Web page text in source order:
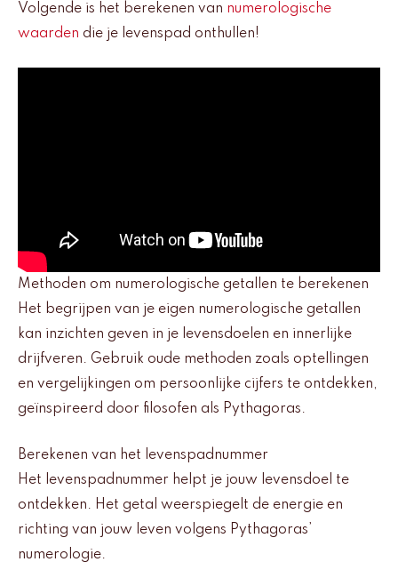
Volgende is het berekenen van numerologische
waarden die je levenspad onthullen!
Methoden om numerologische getallen te berekenen
Het begrijpen van je eigen numerologische getallen
kan inzichten geven in je levensdoelen en innerlijke
drijfveren. Gebruik oude methoden zoals optellingen
en vergelijkingen om persoonlijke cijfers te ontdekken,
geïnspireerd door filosofen als Pythagoras.
Berekenen van het levenspadnummer
Het levenspadnummer helpt je jouw levensdoel te
ontdekken. Het getal weerspiegelt de energie en
richting van jouw leven volgens Pythagoras’
numerologie.